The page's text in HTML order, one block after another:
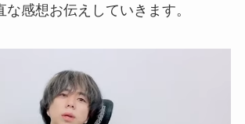
な感想お伝えしていきます。